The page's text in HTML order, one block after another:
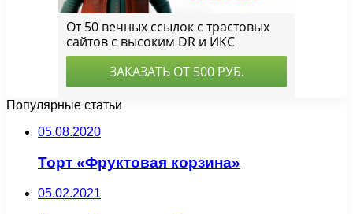
Популярные статьи
05.08.2020
Торт «Фруктовая корзина»
05.02.2021